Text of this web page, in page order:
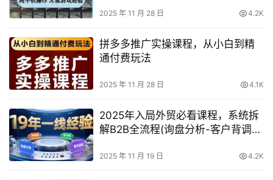
2025 年 11 月 28 日 4.2K
拼多多推广实操课程，从小白到精
通付费玩法
2025 年 11 月 28 日 4.1K
2025年入局外贸必看课程，系统拆
解B2B全流程(询盘分析-客户背调-
2025 年 11 月 19 日 4.2K